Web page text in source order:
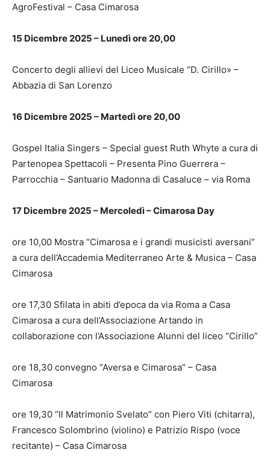
AgroFestival – Casa Cimarosa
15 Dicembre 2025 – Lunedì ore 20,00
Concerto degli allievi del Liceo Musicale “D. Cirillo» –
Abbazia di San Lorenzo
16 Dicembre 2025 – Martedì ore 20,00
Gospel Italia Singers – Special guest Ruth Whyte a cura di
Partenopea Spettacoli – Presenta Pino Guerrera –
Parrocchia – Santuario Madonna di Casaluce – via Roma
17 Dicembre 2025 – Mercoledì – Cimarosa Day
ore 10,00 Mostra “Cimarosa e i grandi musicisti aversani”
a cura dell’Accademia Mediterraneo Arte & Musica – Casa
Cimarosa
ore 17,30 Sfilata in abiti d’epoca da via Roma a Casa
Cimarosa a cura dell’Associazione Artando in
collaborazione con l’Associazione Alunni del liceo “Cirillo”
ore 18,30 convegno “Aversa e Cimarosa” – Casa
Cimarosa
ore 19,30 “Il Matrimonio Svelato” con Piero Viti (chitarra),
Francesco Solombrino (violino) e Patrizio Rispo (voce
recitante) – Casa Cimarosa